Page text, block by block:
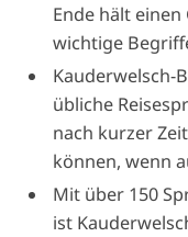
Ende hält
wichtige
Kauderwelsch-
übliche
nach kurzer
können, wenn
Mit über 150
ist